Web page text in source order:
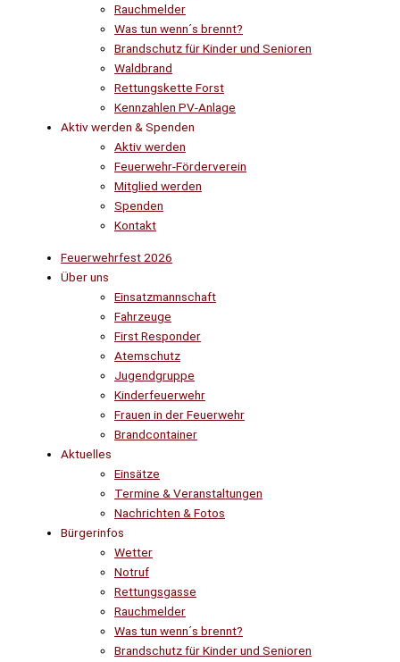
Rauchmelder
Was tun wenn´s brennt?
Brandschutz für Kinder und Senioren
Waldbrand
Rettungskette Forst
Kennzahlen PV-Anlage
Aktiv werden & Spenden
Aktiv werden
Feuerwehr-Förderverein
Mitglied werden
Spenden
Kontakt
Feuerwehrfest 2026
Über uns
Einsatzmannschaft
Fahrzeuge
First Responder
Atemschutz
Jugendgruppe
Kinderfeuerwehr
Frauen in der Feuerwehr
Brandcontainer
Aktuelles
Einsätze
Termine & Veranstaltungen
Nachrichten & Fotos
Bürgerinfos
Wetter
Notruf
Rettungsgasse
Rauchmelder
Was tun wenn´s brennt?
Brandschutz für Kinder und Senioren